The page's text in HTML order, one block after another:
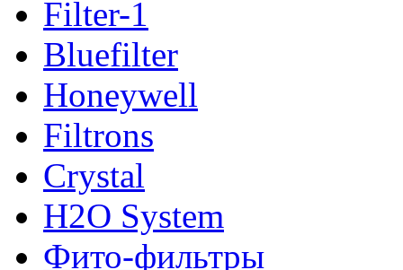
Filter-1
Bluefilter
Honeywell
Filtrons
Crystal
H2O System
Фито-фильтры